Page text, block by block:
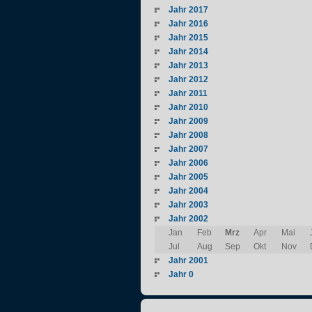
Jahr 2017
Jahr 2016
Jahr 2015
Jahr 2014
Jahr 2013
Jahr 2012
Jahr 2011
Jahr 2010
Jahr 2009
Jahr 2008
Jahr 2007
Jahr 2006
Jahr 2005
Jahr 2004
Jahr 2003
Jahr 2002
Jan
Feb Mrz Apr Mai
Jul
Aug Sep Okt Nov
Jahr 2001
Jahr 0